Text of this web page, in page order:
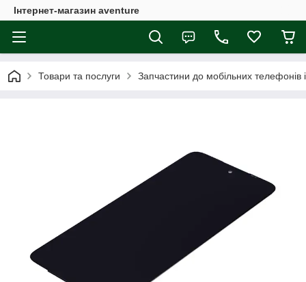
Інтернет-магазин aventure
Товари та послуги Запчастини до мобільних телефонів